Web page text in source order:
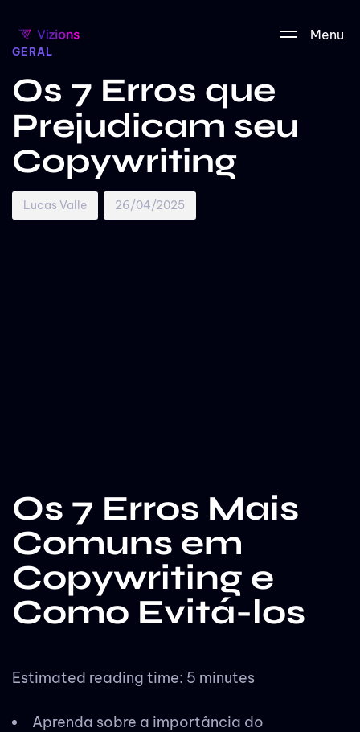
Menu
EM:
GERAL
Os 7 Erros que
Prejudicam seu
Copywriting
Lucas Valle
em:
26/04/2025
Os 7 Erros Mais
Comuns em
Copywriting e
Como Evitá-los
Estimated reading time: 5 minutes
Aprenda sobre a importância do